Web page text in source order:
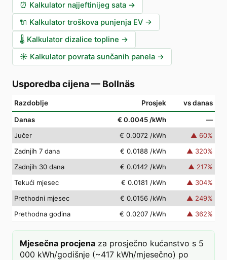
⏰ Kalkulator najjeftinijeg sata →
🔌 Kalkulator troškova punjenja EV →
🌡️ Kalkulator dizalice topline →
☀️ Kalkulator povrata sunčanih panela →
Usporedba cijena— Bollnäs
Razdoblje Prosjek vs danas
Danas € 0.0045 /kWh
—
Jučer
€ 0.0072 /kWh ▲ 60%
Zadnjih 7 dana
€ 0.0188 /kWh ▲ 320%
Zadnjih 30 dana
€ 0.0142 /kWh ▲ 217%
Tekući mjesec
€ 0.0181 /kWh ▲ 304%
Prethodni mjesec
€ 0.0156 /kWh ▲ 249%
Prethodna godina
€ 0.0207 /kWh ▲ 362%
Mjesečna procjena za prosječno kućanstvo s 5
000 kWh/godišnje (~417 kWh/mjesečno) po